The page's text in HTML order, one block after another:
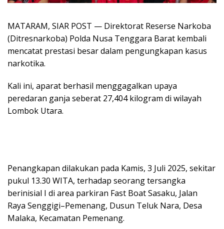
MATARAM, SIAR POST — Direktorat Reserse Narkoba
(Ditresnarkoba) Polda Nusa Tenggara Barat kembali
mencatat prestasi besar dalam pengungkapan kasus
narkotika.
Kali ini, aparat berhasil menggagalkan upaya
peredaran ganja seberat 27,404 kilogram di wilayah
Lombok Utara.
Penangkapan dilakukan pada Kamis, 3 Juli 2025, sekitar
pukul 13.30 WITA, terhadap seorang tersangka
berinisial I di area parkiran Fast Boat Sasaku, Jalan
Raya Senggigi–Pemenang, Dusun Teluk Nara, Desa
Malaka, Kecamatan Pemenang.